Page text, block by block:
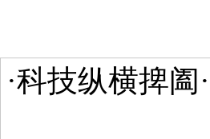
·科技纵横捭阖·